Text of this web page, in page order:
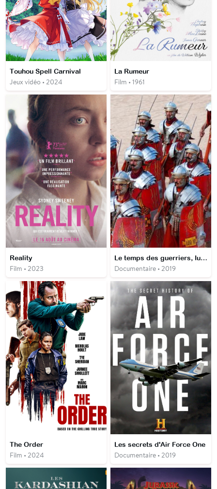
Touhou Spell Carnival
Jeux vidéo • 2024
La Rumeur
Film • 1961
Reality
Film • 2023
Le temps des guerriers, Iulius Ubius, légionnaire romain
Documentaire • 2019
The Order
Film • 2024
Les secrets d'Air Force One
Documentaire • 2019